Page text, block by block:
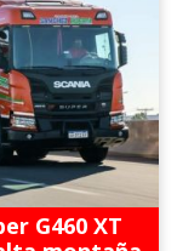
G460 XT